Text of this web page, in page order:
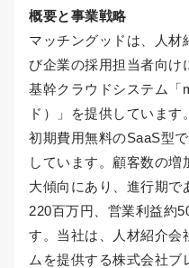
概要と事業戦略
マッチングッドは、人材
び企業の採用担当者向け
基幹クラウドシステム「
ド）」を提供しています
初期費用無料のSaaS型
しています。顧客数の
大傾向にあり、進行期で
220百万円、営業利益約
す。当社は、人材紹介会
ムを提供する株式会社